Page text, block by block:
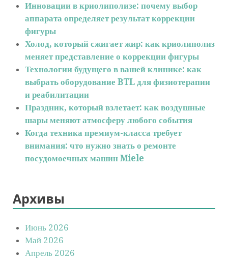
Инновации в криолиполизе: почему выбор
аппарата определяет результат коррекции
фигуры
Холод, который сжигает жир: как криолиполиз
меняет представление о коррекции фигуры
Технологии будущего в вашей клинике: как
выбрать оборудование BTL для физиотерапии
и реабилитации
Праздник, который взлетает: как воздушные
шары меняют атмосферу любого события
Когда техника премиум-класса требует
внимания: что нужно знать о ремонте
посудомоечных машин Miele
Архивы
Июнь 2026
Май 2026
Апрель 2026